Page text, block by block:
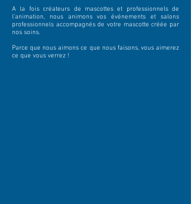
A la fois créateurs de mascottes et professionnels de
l’animation, nous animons vos événements et salons
professionnels accompagnés de votre mascotte créée par
nos soins.
Parce que nous aimons ce que nous faisons, vous aimerez
ce que vous verrez !